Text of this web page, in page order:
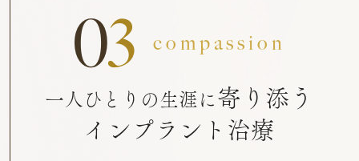
03 compassion
一人ひとりの生涯に 寄り添う
インプラント治療